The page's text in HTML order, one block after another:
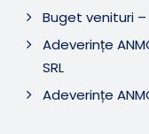
Buget venituri
Adeverințe
SRL
Adeverințe